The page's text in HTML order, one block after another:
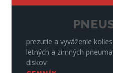
prezutie a vyváženie
letných a zimných
diskov